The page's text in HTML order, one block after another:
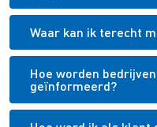
Waar kan ik terecht
Hoe worden
geïnformeerd?